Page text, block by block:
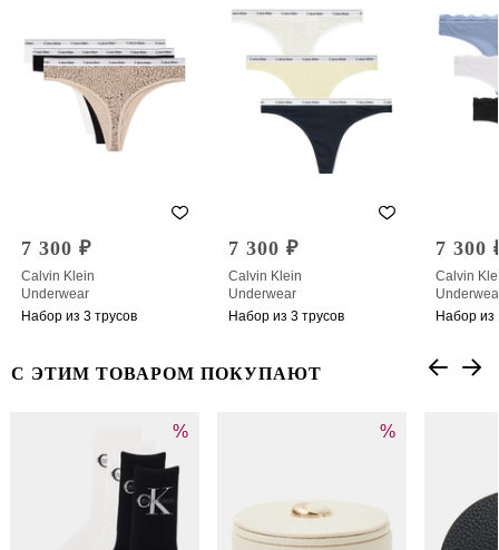
7 300 ₽
Calvin Klein
Underwear
Набор из 3 трусов
7 300 ₽
Calvin Klein
Underwear
Набор из 3 трусов
7 300
Calvin
Набор из
С ЭТИМ ТОВАРОМ ПОКУПАЮТ
% %